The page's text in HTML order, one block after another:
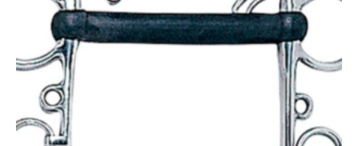
opciones
pueden
elegir
la